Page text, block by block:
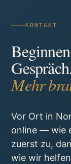
KONTAKT
Mehr
Vor Ort in
online — wie
zuerst zu,
wie wir